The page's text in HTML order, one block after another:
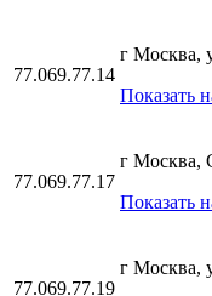
77.069.77.14
г Москва,
Показать
77.069.77.17
г Москва,
Показать
77.069.77.19
г Москва,